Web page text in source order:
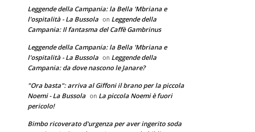
Leggende della Campania: la Bella 'Mbriana e
l'ospitalità - La Bussola on Leggende della
Campania: Il fantasma del Caffè Gambrinus
Leggende della Campania: la Bella 'Mbriana e
l'ospitalità - La Bussola on Leggende della
Campania: da dove nascono le Janare?
"Ora basta": arriva al Giffoni il brano per la piccola
Noemi - La Bussola on La piccola Noemi è fuori
pericolo!
Bimbo ricoverato d'urgenza per aver ingerito soda